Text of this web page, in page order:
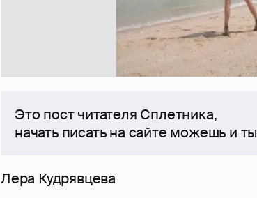
Это пост читателя Сплетника,
начать писать на сайте можешь и ты
Лера Кудрявцева